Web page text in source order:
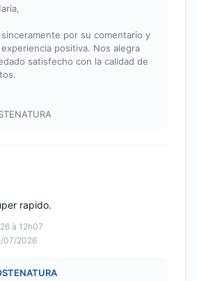
por su comentario y
positiva. Nos alegra
satisfecho con la calidad de
à 12h07
07/2026
rapido.